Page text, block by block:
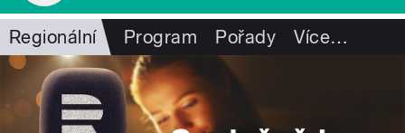
Regionální Program Pořady Více…